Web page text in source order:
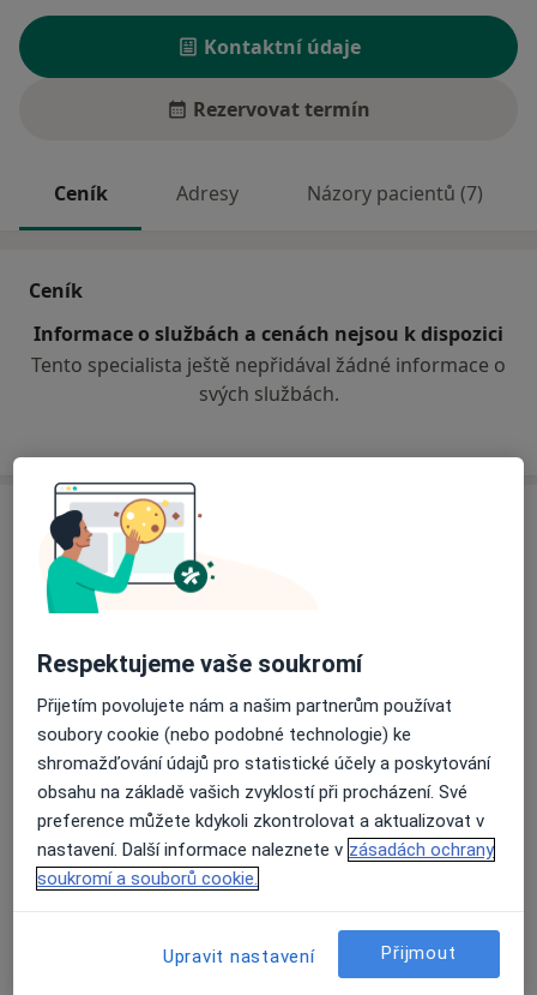
Kontaktní údaje
Rezervovat termín
Ceník Adresy Názory pacientů (7)
Ceník
Informace o službách a cenách nejsou k dispozici
Tento specialista ještě nepřidával žádné informace o
svých službách.
Adresa
Privátní dětská lékařka
Hřbitovní 172,
Přiblížit mapuse otevře v nové záložce
Dostupnost
Na této adrese online kalendář není aktivní
Co mám v takové situaci udělat?
Způsoby platby (soukromé návštěvy)
Na teto adrese lékař přijímá pacienty na pojišťovnu
Respektujeme vaše soukromí
Přijetím povolujete nám a našim partnerům používat
soubory cookie (nebo podobné technologie) ke
shromažďování údajů pro statistické účely a poskytování
obsahu na základě vašich zvyklostí při procházení. Své
preference můžete kdykoli zkontrolovat a aktualizovat v
nastavení. Další informace naleznete v zásadách ochrany
soukromí a souborů cookie.
Upravit nastavení Přijmout